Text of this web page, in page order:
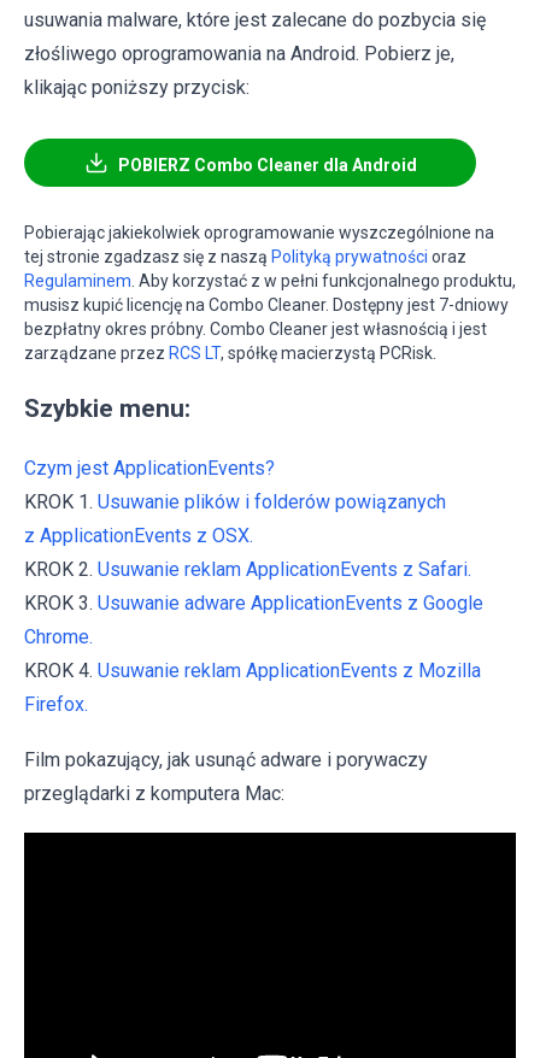
usuwania malware, które jest zalecane do pozbycia się
złośliwego oprogramowania na Android. Pobierz je,
klikając poniższy przycisk:
POBIERZ Combo Cleaner dla Android
Pobierając jakiekolwiek oprogramowanie wyszczególnione na
tej stronie zgadzasz się z naszą Polityką prywatności oraz
Regulaminem . Aby korzystać z w pełni funkcjonalnego produktu,
musisz kupić licencję na Combo Cleaner. Dostępny jest 7-dniowy
bezpłatny okres próbny. Combo Cleaner jest własnością i jest
zarządzane przez RCS LT, spółkę macierzystą PCRisk.
Szybkie menu:
Czym jest ApplicationEvents?
KROK 1. Usuwanie plików i folderów powiązanych
z ApplicationEvents z OSX.
KROK 2. Usuwanie reklam ApplicationEvents z Safari.
KROK 3. Usuwanie adware ApplicationEvents z Google
Chrome.
KROK 4. Usuwanie reklam ApplicationEvents z Mozilla
Firefox.
Film pokazujący, jak usunąć adware i porywaczy
przeglądarki z komputera Mac: